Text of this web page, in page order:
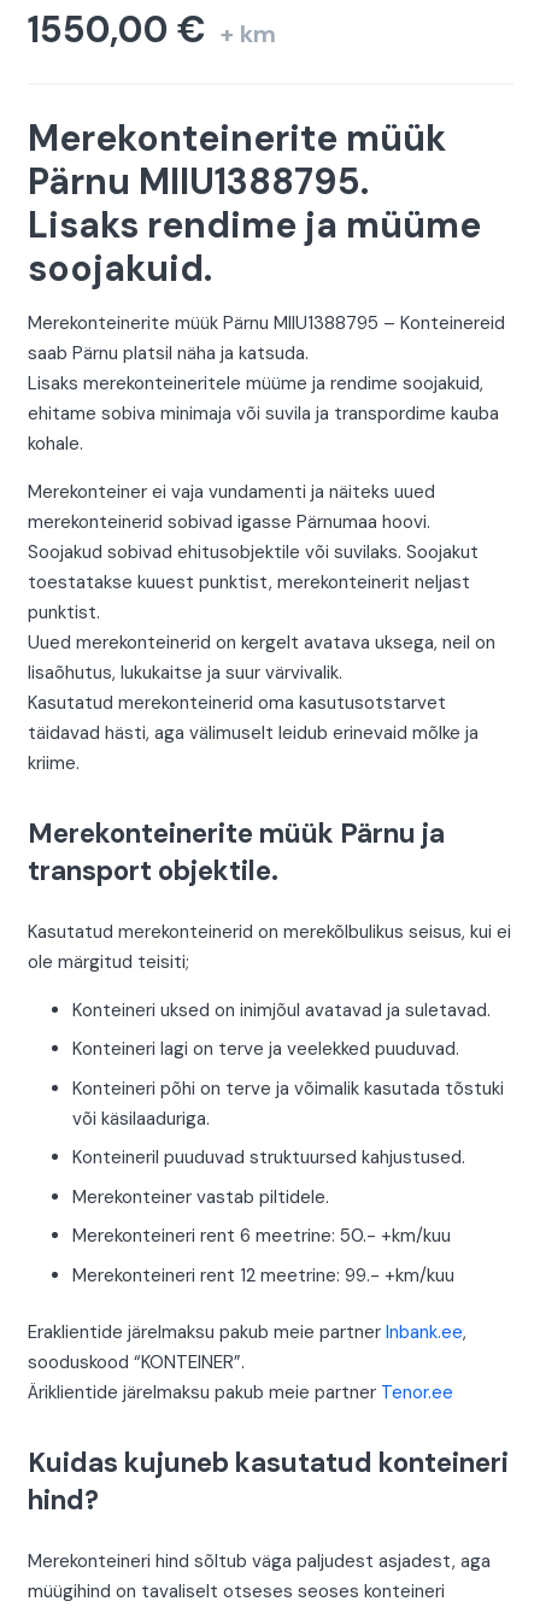
1550,00 € + km
Merekonteinerite müük
Pärnu MIIU1388795.
Lisaks rendime ja müüme
soojakuid.
Merekonteinerite müük Pärnu MIIU1388795 – Konteinereid
saab Pärnu platsil näha ja katsuda.
Lisaks merekonteineritele müüme ja rendime soojakuid,
ehitame sobiva minimaja või suvila ja transpordime kauba
kohale.
Merekonteiner ei vaja vundamenti ja näiteks uued
merekonteinerid sobivad igasse Pärnumaa hoovi.
Soojakud sobivad ehitusobjektile või suvilaks. Soojakut
toestatakse kuuest punktist, merekonteinerit neljast
punktist.
Uued merekonteinerid on kergelt avatava uksega, neil on
lisaõhutus, lukukaitse ja suur värvivalik.
Kasutatud merekonteinerid oma kasutusotstarvet
täidavad hästi, aga välimuselt leidub erinevaid mõlke ja
kriime.
Merekonteinerite müük Pärnu ja
transport objektile.
Kasutatud merekonteinerid on merekõlbulikus seisus, kui ei
ole märgitud teisiti;
Konteineri uksed on inimjõul avatavad ja suletavad.
Konteineri lagi on terve ja veelekked puuduvad.
Konteineri põhi on terve ja võimalik kasutada tõstuki
või käsilaaduriga.
Konteineril puuduvad struktuursed kahjustused.
Merekonteiner vastab piltidele.
Merekonteineri rent 6 meetrine: 50.- +km/kuu
Merekonteineri rent 12 meetrine: 99.- +km/kuu
Eraklientide järelmaksu pakub meie partner Inbank.ee,
sooduskood “KONTEINER”.
Äriklientide järelmaksu pakub meie partner Tenor.ee
Kuidas kujuneb kasutatud konteineri
hind?
Merekonteineri hind sõltub väga paljudest asjadest, aga
müügihind on tavaliselt otseses seoses konteineri